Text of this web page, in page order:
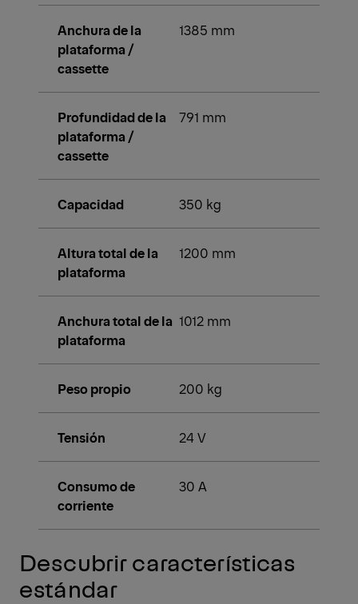
Anchura de la
plataforma /
cassette
1385 mm
Profundidad de la
plataforma /
cassette
791 mm
Capacidad 350 kg
Altura total de la
plataforma
1200 mm
Anchura total de la
plataforma
1012 mm
Peso propio 200 kg
Tensión 24 V
Consumo de
corriente
30 A
Descubrir características
estándar